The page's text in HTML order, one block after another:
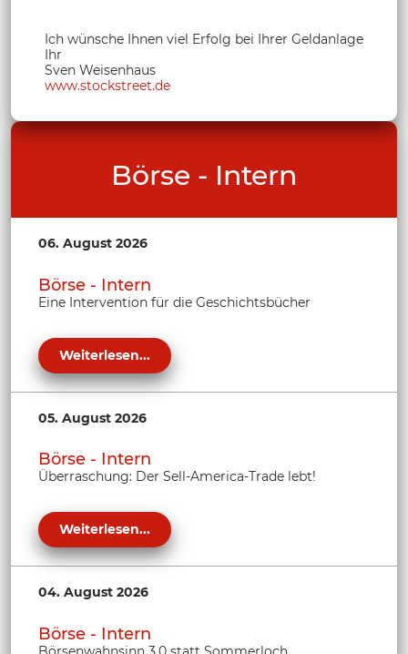
Ich wünsche Ihnen viel Erfolg bei Ihrer Geldanlage
Ihr
Sven Weisenhaus
www.stockstreet.de
Börse - Intern
06. August 2026
Börse - Intern
Eine Intervention für die Geschichtsbücher
Weiterlesen...
05. August 2026
Börse - Intern
Überraschung: Der Sell-America-Trade lebt!
Weiterlesen...
04. August 2026
Börse - Intern